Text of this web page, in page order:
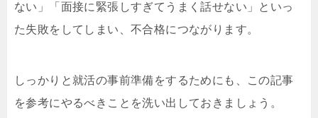
ない」「面接に緊張しすぎてうまく話せない」といっ
た失敗をしてしまい、不合格につながります。
しっかりと就活の事前準備をするためにも、この記事
を参考にやるべきことを洗い出しておきましょう。